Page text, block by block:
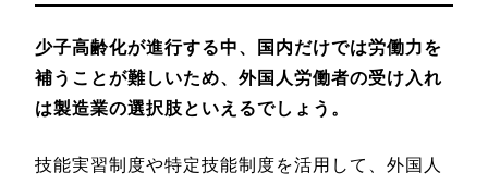
少子高齢化が進行する中、国内だけでは労働力を
補うことが難しいため、外国人労働者の受け入れ
は製造業の選択肢といえるでしょう。
技能実習制度や特定技能制度を活用して、外国人